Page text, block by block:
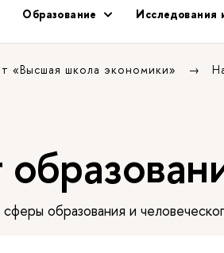
Образование Исследования
«Высшая школа экономики»
образования и